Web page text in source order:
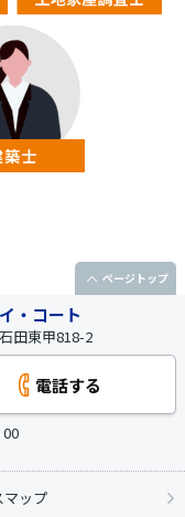
・コート
田東甲818-2
電話する
マップ
ページトップ